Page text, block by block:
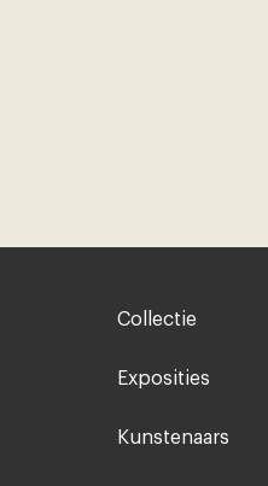
Footer-
Collectie
Exposities
Kunstenaars